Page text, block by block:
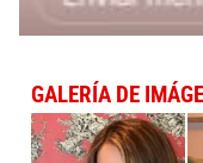
GALERÍA DE